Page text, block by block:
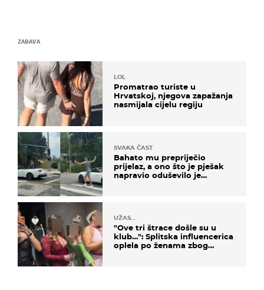
ZABAVA
LOL
Promatrao turiste u
Hrvatskoj, njegova zapažanja
nasmijala cijelu regiju
SVAKA ČAST
Bahato mu prepriječio
prijelaz, a ono što je pješak
napravio oduševilo je
UŽAS…
"Ove tri štrace došle su u
klub…": Splitska influencerica
oplela po ženama zbog